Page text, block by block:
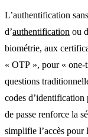
L’authentification
d’authentification ou
biométrie, aux
« OTP », pour « one-
questions
codes
de passe renforce la
simplifie l’accès pour